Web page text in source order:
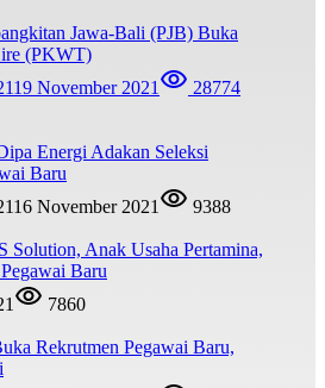
Jawa-Bali (PJB) Buka
(PKWT)
19 November 2021 28774
Energi Adakan Seleksi
Baru
16 November 2021
9388
Anak Usaha Pertamina,
Baru
7860
Rekrutmen Pegawai Baru,